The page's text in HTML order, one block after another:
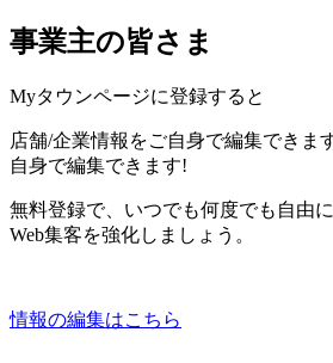
事業主の皆さま
Myタウンページに登録すると
店舗/企業情報をご自身で編集できま
自身で編集できます!
無料登録で、いつでも何度でも自由
Web集客を強化しましょう。
情報の編集はこちら